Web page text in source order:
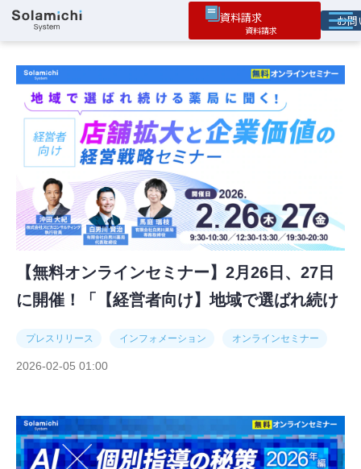
資料請求 お
サービス
オプション機能
お役立ち情報
導入事例
【無料オンラインセミナー】2月26日、27日
に開催！「【経営者向け】地域で選ばれ続け
プレスリリース インフォメーション オンラインセミナー
2026-02-05 01:00